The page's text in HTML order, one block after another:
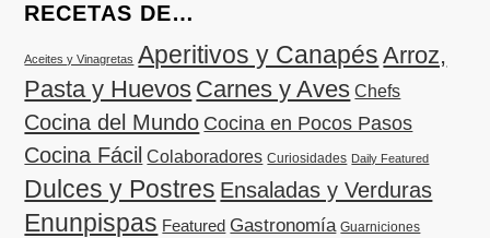
RECETAS DE…
Aceites y Vinagretas Aperitivos y Canapés Arroz,
Pasta y Huevos Carnes y Aves Chefs
Cocina del Mundo Cocina en Pocos Pasos
Cocina Fácil Colaboradores Curiosidades Daily Featured
Dulces y Postres Ensaladas y Verduras
Enunpispas Featured Gastronomía Guarniciones